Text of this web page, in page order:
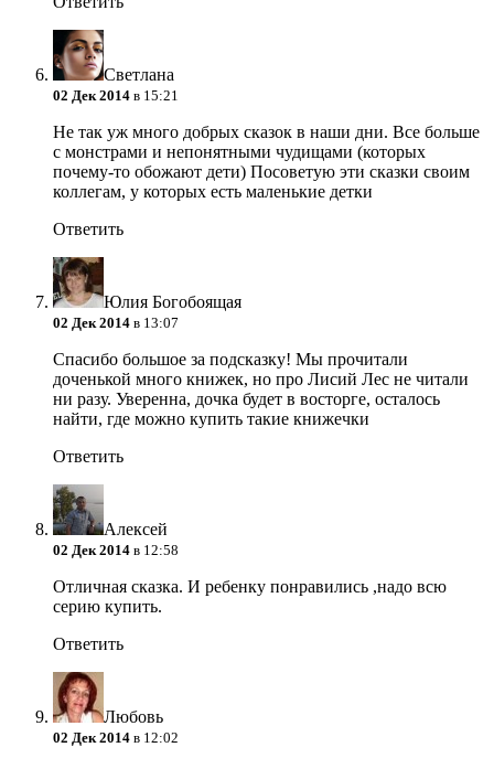
Светлана
02 Дек 2014 в 15:21
Не так уж много добрых сказок в наши дни. Все больше
с монстрами и непонятными чудищами (которых
почему-то обожают дети) Посоветую эти сказки своим
коллегам, у которых есть маленькие детки
Ответить
Юлия Богобоящая
02 Дек 2014 в 13:07
Спасибо большое за подсказку! Мы прочитали
доченькой много книжек, но про Лисий Лес не читали
ни разу. Уверенна, дочка будет в восторге, осталось
найти, где можно купить такие книжечки
Ответить
Алексей
02 Дек 2014 в 12:58
Отличная сказка. И ребенку понравились ,надо всю
серию купить.
Ответить
Любовь
02 Дек 2014 в 12:02